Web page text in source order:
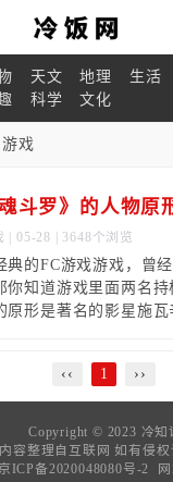
天文 地理 生活
科学 文化
戏
| 05-28 | 3648个浏览
典的FC游戏游戏，曾
你知道游戏里面两名持
原形是著名的影星施
‹‹ 1 ››
Copyright © 2023 冷知
容整理自互联网 如有侵
京ICP备2020048080号-2